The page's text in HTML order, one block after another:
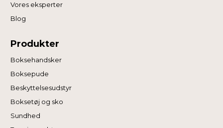
Vores eksperter
Blog
Produkter
Boksehandsker
Boksepude
Beskyttelsesudstyr
Boksetøj og sko
Sundhed